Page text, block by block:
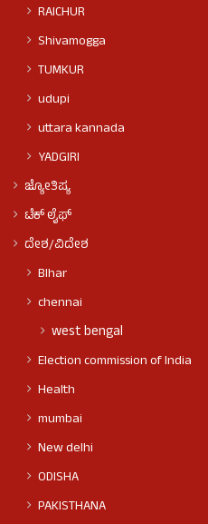
RAICHUR
Shivamogga
TUMKUR
udupi
uttara kannada
YADGIRI
ಜ್ಯೋತಿಷ್ಯ
ಟೆಕ್ ಲೈಫ್
ದೇಶ/ವಿದೇಶ
BIhar
chennai
west bengal
Election commission of India
Health
mumbai
New delhi
ODISHA
PAKISTHANA